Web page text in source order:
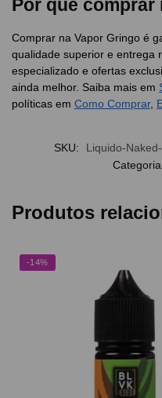
Por que
Comprar na Vapor Gringo é
qualidade superior e entrega
especializado e ofertas
ainda melhor. Saiba mais em
políticas em Como Comprar,
SKU:
Liquido-
Produtos
-14%